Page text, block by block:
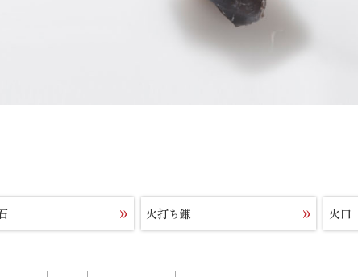
火打ち鎌 火口